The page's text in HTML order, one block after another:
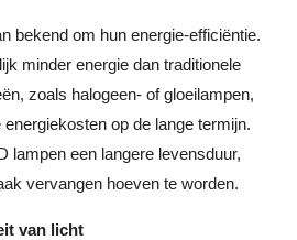
bekend om hun energie-efficiëntie.
minder energie dan traditionele
zoals halogeen- of gloeilampen,
op de lange termijn.
lampen een langere levensduur,
vervangen hoeven te worden.
van licht